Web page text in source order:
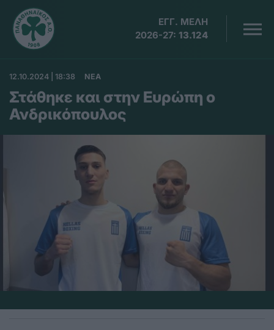
ΕΓΓ. ΜΕΛΗ
2026-27: 13.124
12.10.2024 | 18:38 ΝΕΑ
Στάθηκε και στην Ευρώπη ο
Ανδρικόπουλος